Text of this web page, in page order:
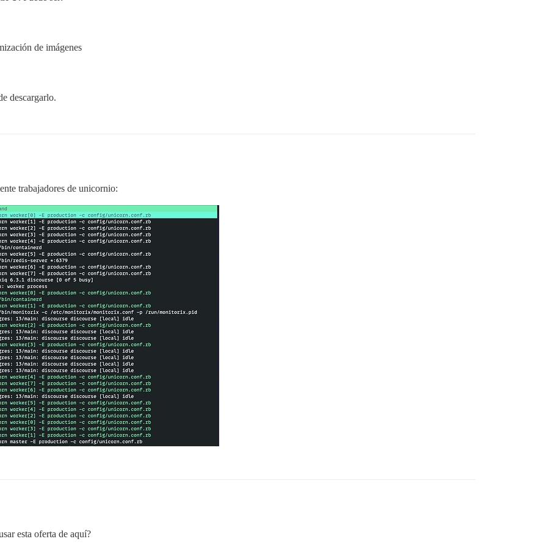
de imágenes
descargarlo.
trabajadores de unicornio:
esta oferta de aquí?